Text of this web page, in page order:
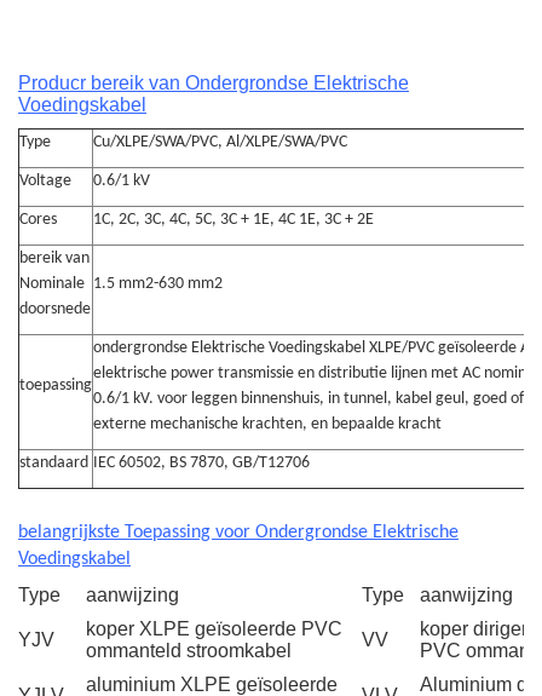
Producr bereik van Ondergrondse Elektrische
Voedingskabel
Type Cu/XLPE/SWA/PVC, Al/XLPE/SWA/PVC
Voltage 0.6/1 kV
Cores 1C, 2C, 3C, 4C, 5C, 3C + 1E, 4C 1E, 3C + 2E
bereik van
Nominale
doorsnede
1.5 mm2-630 mm2
toepassing
ondergrondse Elektrische Voedingskabel XLPE/PVC geïsoleerde
elektrische power transmissie en distributie lijnen met AC
0.6/1 kV. voor leggen binnenshuis, in tunnel, kabel geul, goed of
externe mechanische krachten, en bepaalde kracht
standaard IEC 60502, BS 7870, GB/T12706
belangrijkste Toepassing voor Ondergrondse Elektrische
Voedingskabel
Type aanwijzing Type aanwijzing
YJV
koper XLPE geïsoleerde PVC
ommanteld stroomkabel
VV
koper
PVC
aluminium XLPE geïsoleerde Aluminium